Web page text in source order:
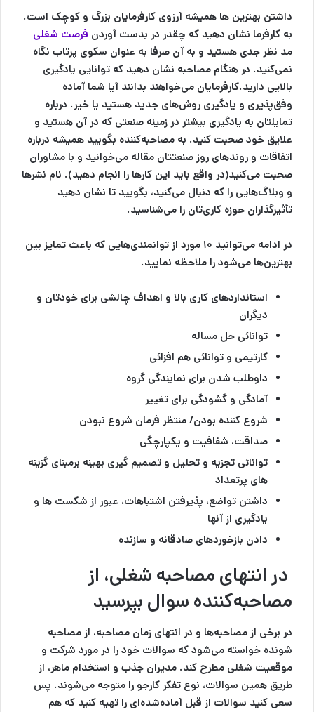
داشتن بهترین ها همیشه آرزوی کارفرمایان بزرگ و کوچک است.
به کارفرما نشان دهید که چقدر در بدست آوردن فرصت شغلی
مد نظر جدی هستید و به آن صرفا به عنوان سکوی پرتاب نگاه
نمی‌کنید. در هنگام مصاحبه نشان دهید که توانایی یادگیری
بالایی دارید.کارفرمایان می‌خواهند بدانند آیا شما آماده
وفق‌پذیری و یادگیری روش‌های جدید هستید یا خیر. درباره
تمایلتان به یادگیری بیشتر در زمینه صنعتی که در آن هستید و
علایق خود صحبت کنید. به مصاحبه‌کننده بگویید همیشه درباره
اتفاقات و روندهای روز صنعتتان مقاله می‌خوانید و با مشاوران
صحبت می‌کنید(در واقع باید این کارها را انجام دهید). نام نشرها
و وبلاگ‌هایی را که دنبال می‌کنید، بگویید تا نشان دهید
تأثیرگذاران حوزه کاری‌تان را می‌شناسید.
در ادامه می‌توانید ۱۰ مورد از توانمندی‌هایی که باعث تمایز بین
بهترین‌ها می‌شود را ملاحظه نمایید.
استانداردهای کاری بالا و اهداف چالشی برای خودتان و
دیگران
توانائی حل مساله
کارتیمی و توانائی هم افزائی
داوطلب شدن برای نمایندگی گروه
آمادگی و گشودگی برای تغییر
شروع کننده بودن/ منتظر فرمان شروع نبودن
صداقت، شفافیت و یکپارچگی
توانائی تجزیه و تحلیل و تصمیم گیری بهینه برمبنای گزینه
های پرتعداد
داشتن تواضع، پذیرفتن اشتباهات، عبور از شکست ها و
یادگیری از آنها
دادن بازخوردهای صادقانه و سازنده
در انتهای مصاحبه شغلی، از
مصاحبه‌کننده سوال بپرسید
در برخی از مصاحبه‌ها و در انتهای زمان مصاحبه، از مصاحبه
شونده خواسته می‌شود که سوالات خود را در مورد شرکت و
موقعیت شغلی مطرح کند. مدیران جذب و استخدام ماهر، از
طریق همین سوالات، نوع تفکر کارجو را متوجه می‌شوند. پس
سعی کنید سوالات از قبل آماده‌شده‌ای را تهیه کنید که هم